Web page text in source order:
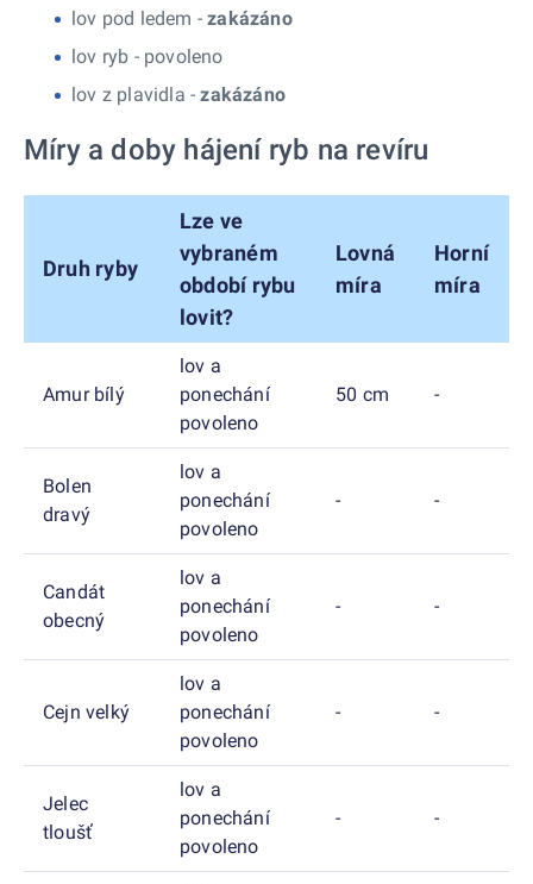
lov pod ledem -zakázáno
lov ryb - povoleno
lov z plavidla -zakázáno
Míry a doby hájení ryb na revíru
Druh ryby
Lze ve
vybraném
období rybu
lovit?
Lovná
míra
Horní
míra
Amur bílý
lov a
ponechání
povoleno
50 cm -
Bolen
dravý
lov a
ponechání
povoleno
- -
Candát
obecný
lov a
ponechání
povoleno
- -
Cejn velký
lov a
ponechání
povoleno
- -
Jelec
tloušť
lov a
ponechání
povoleno
- -